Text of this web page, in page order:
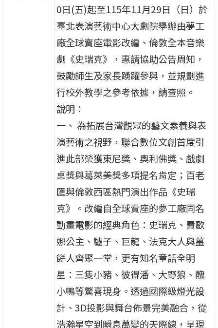
0日(五)起至115年11月29日（日）於
臺北表演藝術中心大劇院舉辦由夢工
廠全球賣座電影改編、倫敦全本音樂
劇《史瑞克》，惠請協助公告周知，
鼓勵師生及家長踴躍參與，並規劃進
行校外教學之參考依據，請查照。
說明：
一、 為拓展台灣觀眾的藝文素養與表
演藝術之視野，聯合數位文創首度引
進此部榮獲東尼獎、奧利佛獎、戲劇
桌獎與葛萊美獎多項提名肯定；百老
匯與倫敦西區熱門演出作品《史瑞
克》。改編自全球賣座的夢工廠同名
動畫電影的經典角色：史瑞克、費歐
娜公主、驢子、巨龍、法克大人與薑
餅人齊聚一堂，更有知名童話全明
星：三隻小豬、彼得潘、大野狼、醜
小鴨等驚喜現身。透過國際級燈光設
計、3D投影與舞台佈景完美融合，從
浩瀚星空到瞬息萬變的天際線，呈現